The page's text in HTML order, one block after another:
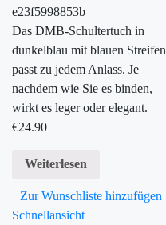
e23f5998853b
Das DMB-Schultertuch in
dunkelblau mit blauen Streifen
passt zu jedem Anlass. Je
nachdem wie Sie es binden,
wirkt es leger oder elegant.
€24.90
Weiterlesen
Zur Wunschliste hinzufügen
Schnellansicht